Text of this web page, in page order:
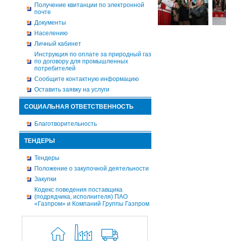
Получение квитанции по электронной
почте
Документы
Населению
Личный кабинет
Инструкция по оплате за природный газ
по договору для промышленных
потребителей
Сообщите контактную информацию
Оставить заявку на услуги
СОЦИАЛЬНАЯ ОТВЕТСТВЕННОСТЬ
Благотворительность
ТЕНДЕРЫ
Тендеры
Положение о закупочной деятельности
Закупки
Кодекс поведения поставщика
(подрядчика, исполнителя) ПАО
«Газпром» и Компаний Группы Газпром